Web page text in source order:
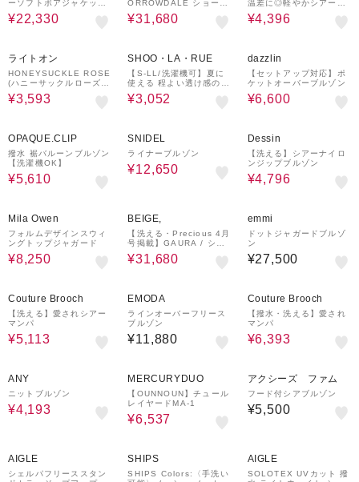
ーソフトボアジャケット
/ スタンドジップボアブ
ルゾン
¥22,330
ORROWDALE ショート
ブルゾン
¥31,680
温差に◎軽やかシアーナ
イロンフーディブルゾン
¥4,396
ライトオン
HONEYSUCKLE ROSE
(ハニーサックルローズ)
【レディース】ナイロン
シアーブルゾン
¥3,593
SHOO・LA・RUE
【S-LL/洗濯機可】夏に
使える 程よい透け感のシ
アーブルゾン
¥3,052
dazzlin
【セットアップ対応】ポ
ケットオーバーブルゾン
¥6,600
OPAQUE.CLIP
撥水 裾バルーンブルゾン
【洗濯機OK】
¥5,610
SNIDEL
ライナーブルゾン
¥12,650
Dessin
【洗える】シアーナイロ
ンジップブルゾン
¥4,796
Mila Owen
フォルムデザインスウィ
ングトップジャガード
¥8,250
BEIGE,
【洗える・Precious 4月
号掲載】GAURA / シア
ーパーカーブルゾン
¥31,680
emmi
ドットジャガードブルゾ
ン
¥27,500
Couture Brooch
【洗える】愛されシアー
マンパ
¥5,113
EMODA
ラインオーバーフリース
ブルゾン
¥11,880
Couture Brooch
【撥水・洗える】愛され
マンパ
¥6,393
ANY
ニットブルゾン
¥4,193
MERCURYDUO
【OUNNOUN】チュール
レイヤードMA-1
¥6,537
アクシーズ ファム
フード付シアブルゾン
¥5,500
AIGLE
シェルパフリーススタン
SHIPS
SHIPS Colors:〈手洗い
AIGLE
SOLOTEX UVカット 撥